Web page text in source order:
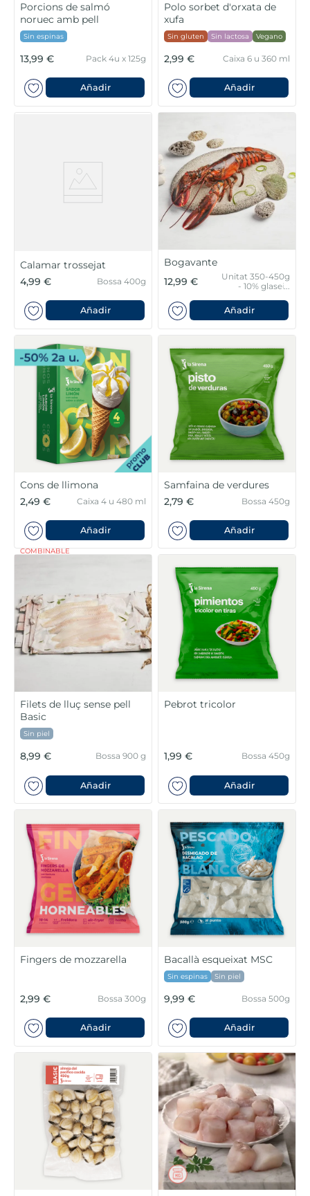
Porcions de salmó
noruec amb pell
Sin espinas
13,99 € Pack 4u x 125g
Añadir
Polo sorbet d'orxata de
xufa
Sin gluten Sin lactosa Vegano
2,99 € Caixa 6 u 360 ml
Añadir
Calamar trossejat
4,99 €
Bossa 400g
Añadir
Bogavante
12,99 €
Unitat 350-450g
- 10% glaseig
Añadir
Cons de llimona
2,49 €
COMBINABLE
Caixa 4 u 480 ml
Añadir
Samfaina de verdures
2,79 €
Bossa 450g
Añadir
Filets de lluç sense pell
Basic
Sin piel
8,99 € Bossa 900 g
Añadir
Pebrot tricolor
1,99 € Bossa 450g
Añadir
Fingers de mozzarella
2,99 € Bossa 300g
Añadir
Bacallà esqueixat MSC
Sin espinas Sin piel
9,99 € Bossa 500g
Añadir